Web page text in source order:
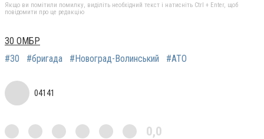
Якщо ви помітили помилку, виділіть необхідний текст і натисніть Ctrl + Enter, щоб
повідомити про це редакцію
30 ОМБР
#30
#бригада #Новоград-Волинський #АТО
04141
0,0